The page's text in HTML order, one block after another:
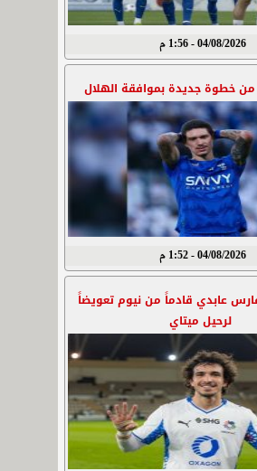
04/08/2026 - 1:56 م
من خطوة جديدة بموافقة الهلال
04/08/2026 - 1:52 م
عابدي قادماً من نيوم تعويضاً
لرحيل ميتاي